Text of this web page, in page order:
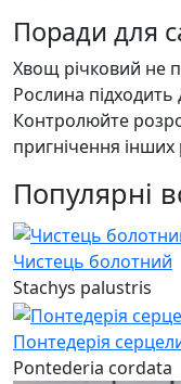
Поради для
Хвощ річковий не
Рослина підходить
Контролюйте
пригнічення інших
Популярні
Чистець болотний
Stachys palustris
Понтедерія
Pontederia cordata